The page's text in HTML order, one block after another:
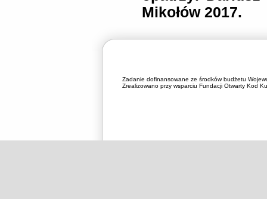
Mikołów 2017.
Zadanie dofinansowane ze środków budżetu
Zrealizowano przy wsparciu Fundacji Otwarty Kod